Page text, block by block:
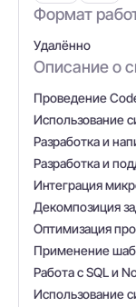
Формат
Удалённо
Описание о
Проведение
Использование
Разработка и
Разработка и
Интеграция
Декомпозиция
Оптимизация
Применение
Работа с SQL и
Использование